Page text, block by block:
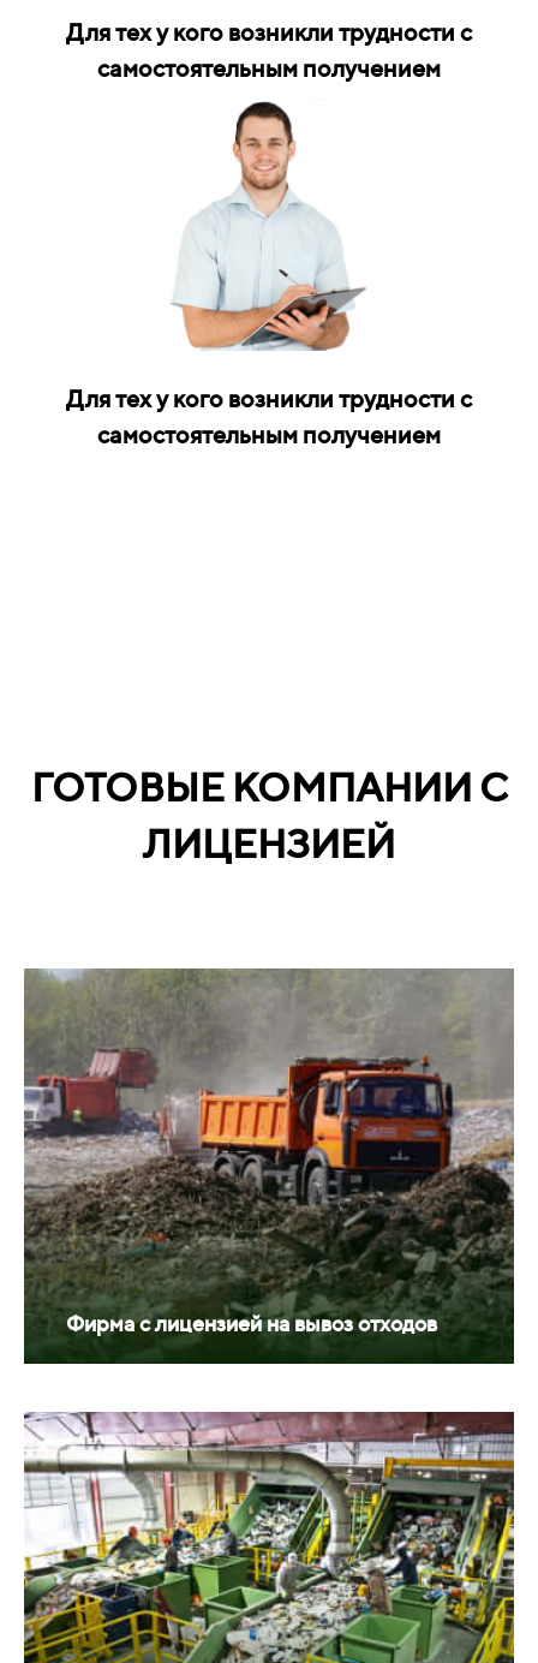
Для тех у кого возникли трудности с
самостоятельным получением
Для тех у кого возникли трудности с
самостоятельным получением
ГОТОВЫЕ КОМПАНИИ С
ЛИЦЕНЗИЕЙ
Фирма с лицензией на вывоз отходов